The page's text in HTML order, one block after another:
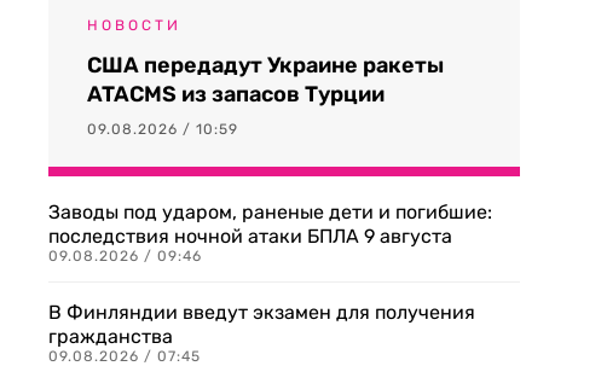
НОВОСТИ
США передадут Украине ракеты
ATACMS из запасов Турции
09.08.2026 / 10:59
Заводы под ударом, раненые дети и погибшие:
последствия ночной атаки БПЛА 9 августа
09.08.2026 / 09:46
В Финляндии введут экзамен для получения
гражданства
09.08.2026 / 07:45